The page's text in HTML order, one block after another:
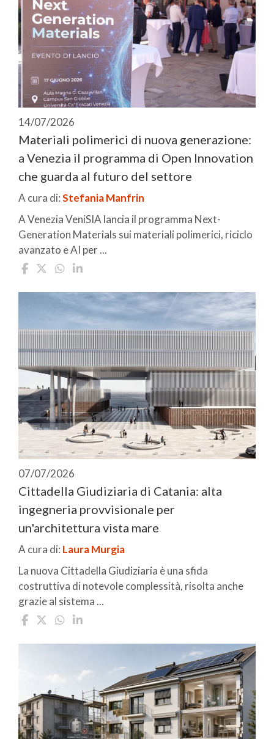
14/07/2026
Materiali polimerici di nuova generazione:
a Venezia il programma di Open Innovation
che guarda al futuro del settore
A cura di:Stefania Manfrin
A Venezia VeniSIA lancia il programma Next-
Generation Materials sui materiali polimerici, riciclo
avanzato e AI per ...
07/07/2026
Cittadella Giudiziaria di Catania: alta
ingegneria provvisionale per
un'architettura vista mare
A cura di: Laura Murgia
La nuova Cittadella Giudiziaria è una sfida
costruttiva di notevole complessità, risolta anche
grazie al sistema ...